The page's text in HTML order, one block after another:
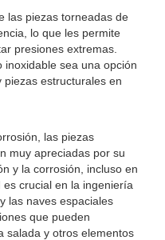
las piezas torneadas de
lo que les permite
presiones extremas.
inoxidable sea una opción
estructurales en
las piezas
muy apreciadas por su
y la corrosión, incluso en
crucial en la ingeniería
las naves espaciales
que pueden
salada y otros elementos